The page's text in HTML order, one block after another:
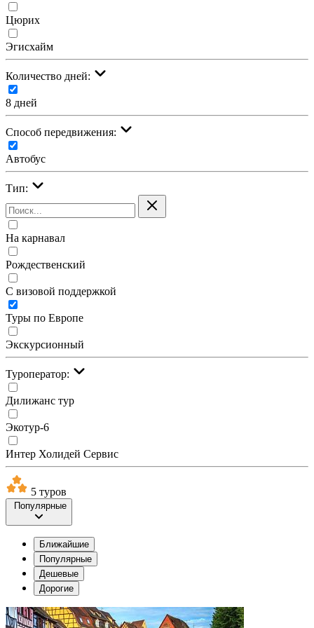
Цюрих
Эгисхайм
Количество дней:
8 дней
Cпособ передвижения:
Автобус
Тип:
На карнавал
Рождественский
С визовой поддержкой
Туры по Европе
Экскурсионный
Туроператор:
Дилижанс тур
Экотур-6
Интер Холидей Сервис
5 туров
Популярные
Ближайшие
Популярные
Дешевые
Дорогие